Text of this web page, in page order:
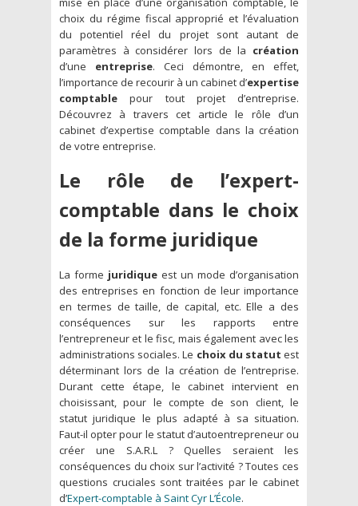
choix du régime fiscal approprié et l’évaluation
du potentiel réel du projet sont autant de
paramètres à considérer lors de la création
d’une entreprise. Ceci démontre, en effet,
l’importance de recourir à un cabinet d’expertise
comptable pour tout projet d’entreprise.
Découvrez à travers cet article le rôle d’un
cabinet d’expertise comptable dans la création
de votre entreprise.
Le rôle de l’expert-
comptable dans le choix
de la forme juridique
La forme juridique est un mode d’organisation
des entreprises en fonction de leur importance
en termes de taille, de capital, etc. Elle a des
conséquences sur les rapports entre
l’entrepreneur et le fisc, mais également avec les
administrations sociales. Le choix du statut est
déterminant lors de la création de l’entreprise.
Durant cette étape, le cabinet intervient en
choisissant, pour le compte de son client, le
statut juridique le plus adapté à sa situation.
Faut-il opter pour le statut d’autoentrepreneur ou
créer une S.A.R.L ? Quelles seraient les
conséquences du choix sur l’activité ? Toutes ces
questions cruciales sont traitées par le cabinet
d’Expert-comptable à Saint Cyr L’École.